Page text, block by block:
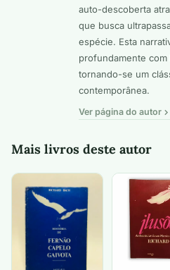
auto-descoberta
que busca
espécie. Esta
profundamente
tornando-se um
contemporânea.
Ver página do autor
Mais livros deste autor